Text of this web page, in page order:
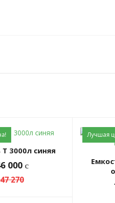
Т 3000л синяя
000 c
47 270
Лучшая
Емкость KR 4000л без